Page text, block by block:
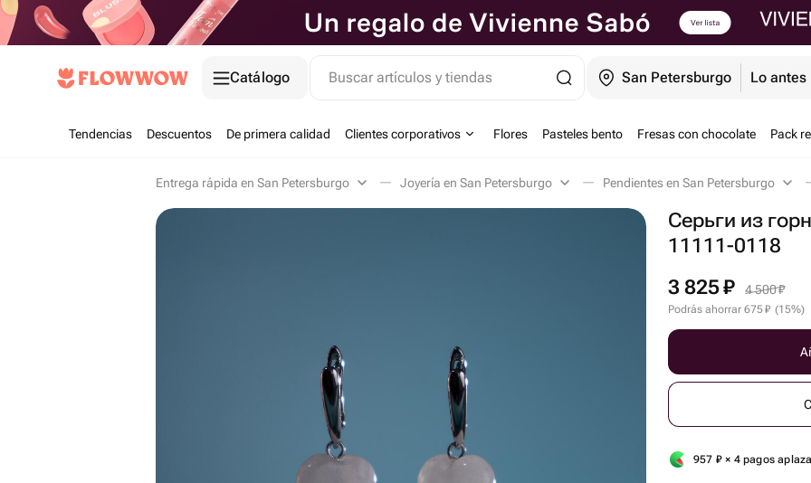
Catálogo Buscar artículos y tiendas San Petersburgo Lo antes
Tendencias Descuentos De primera calidad Clientes corporativos Flores Pasteles bento Fresas con chocolate Pack
Entrega rápida en San Petersburgo Joyería en San Petersburgo Pendientes en San Petersburgo
Серьги из
11111-0118
3 825₽ 4 500₽
Podrás ahorrar 675₽ (15%)
957 ₽ × 4 pagos